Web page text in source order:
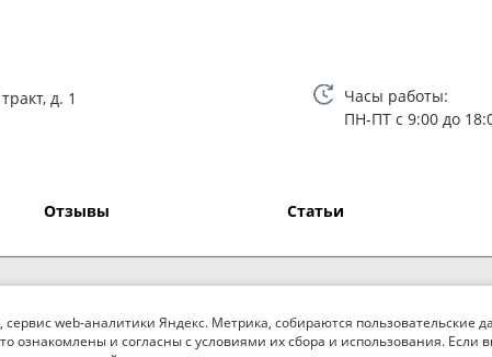
д. 1
Часы работы:
ПН-ПТ с 9:00 до
Отзывы Статьи
сервис web-аналитики Яндекс. Метрика, собираются пользовательские
ознакомлены и согласны с условиями их сбора и использования. Если